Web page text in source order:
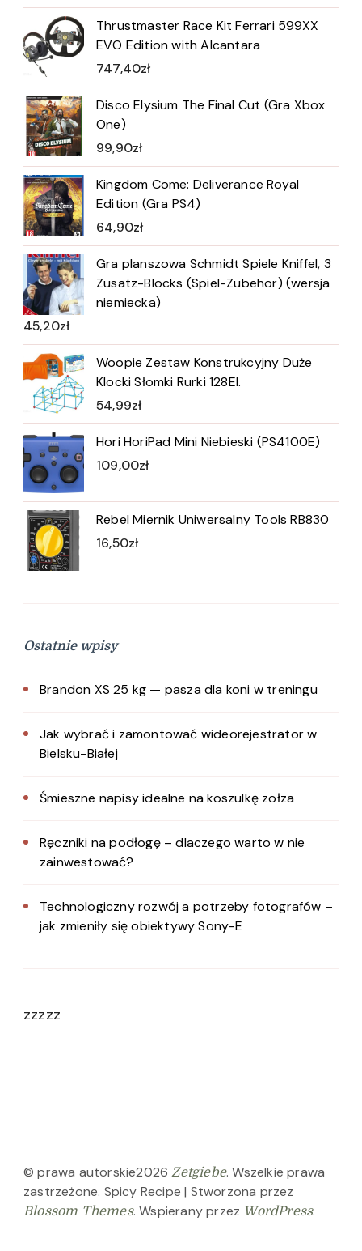
Thrustmaster Race Kit Ferrari 599XX
EVO Edition with Alcantara
747,40zł
Disco Elysium The Final Cut (Gra Xbox
One)
99,90zł
Kingdom Come: Deliverance Royal
Edition (Gra PS4)
64,90zł
Gra planszowa Schmidt Spiele Kniffel, 3
Zusatz-Blocks (Spiel-Zubehor) (wersja
niemiecka)
45,20zł
Woopie Zestaw Konstrukcyjny Duże
Klocki Słomki Rurki 128El.
54,99zł
Hori HoriPad Mini Niebieski (PS4100E)
109,00zł
Rebel Miernik Uniwersalny Tools RB830
16,50zł
Ostatnie wpisy
Brandon XS 25 kg — pasza dla koni w treningu
Jak wybrać i zamontować wideorejestrator w
Bielsku-Białej
Śmieszne napisy idealne na koszulkę zołza
Ręczniki na podłogę – dlaczego warto w nie
zainwestować?
Technologiczny rozwój a potrzeby fotografów –
jak zmieniły się obiektywy Sony-E
zzzzz
© prawa autorskie2026Zetgiebe. Wszelkie prawa
zastrzeżone. Spicy Recipe | Stworzona przez
Blossom Themes. Wspierany przez WordPress.